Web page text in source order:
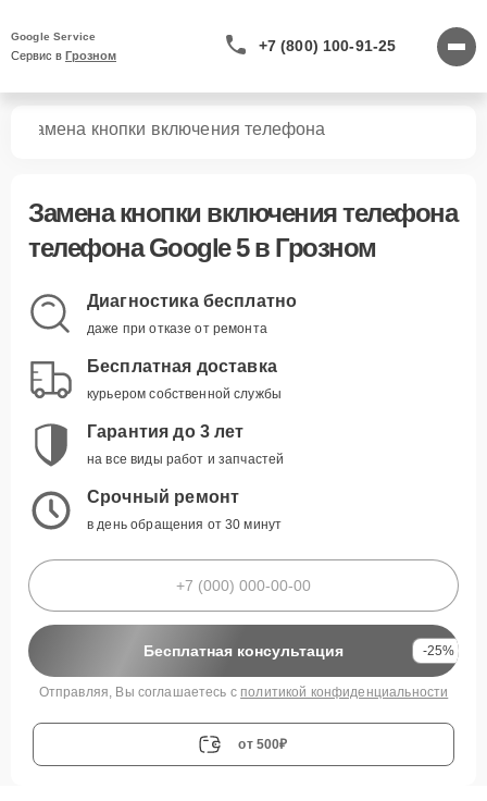
Google Service
Сервис в Грозном
+7 (800) 100-91-25
Замена кнопки включения телефона
Замена кнопки включения телефона
телефона Google 5 в Грозном
Диагностика бесплатно
даже при отказе от ремонта
Бесплатная доставка
курьером собственной службы
Гарантия до 3 лет
на все виды работ и запчастей
Срочный ремонт
в день обращения от 30 минут
Бесплатная консультация -25%
Отправляя, Вы соглашаетесь с политикой конфиденциальности
от 500₽